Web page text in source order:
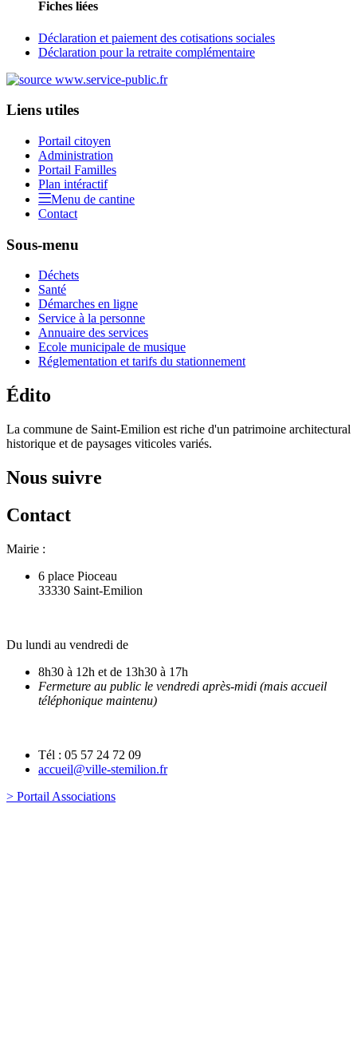
Fiches liées
Déclaration et paiement des cotisations sociales
Déclaration pour la retraite complémentaire
Liens utiles
Portail citoyen
Administration
Portail Familles
Plan intéractif
Menu de cantine
Contact
Sous-menu
Déchets
Santé
Démarches en ligne
Service à la personne
Annuaire des services
Ecole municipale de musique
Réglementation et tarifs du stationnement
Édito
La commune de Saint-Emilion est riche d'un patrimoine architectural
historique et de paysages viticoles variés.
Nous suivre
Contact
Mairie :
6 place Pioceau
33330 Saint-Emilion
Du lundi au vendredi de
8h30 à 12h et de 13h30 à 17h
Fermeture au public le vendredi après-midi (mais accueil
téléphonique maintenu)
Tél : 05 57 24 72 09
accueil@ville-stemilion.fr
> Portail Associations